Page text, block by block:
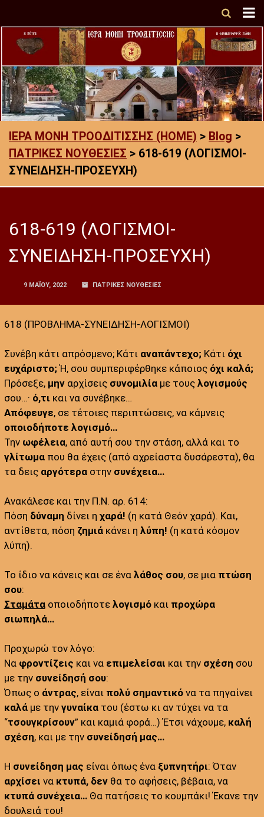
ΙΕΡΑ ΜΟΝΗ ΤΡΟΟΔΙΤΙΣΣΗΣ (HOME) > Blog >
ΠΑΤΡΙΚΕΣ ΝΟΥΘΕΣΙΕΣ > 618-619 (ΛΟΓΙΣΜΟΙ-
ΣΥΝΕΙΔΗΣΗ-ΠΡΟΣΕΥΧΗ)
618-619 (ΛΟΓΙΣΜΟΙ-
ΣΥΝΕΙΔΗΣΗ-ΠΡΟΣΕΥΧΗ)
9 ΜΑΪ́ΟΥ, 2022 ΠΑΤΡΙΚΕΣ ΝΟΥΘΕΣΙΕΣ
618 (ΠΡΟΒΛΗΜΑ-ΣΥΝΕΙΔΗΣΗ-ΛΟΓΙΣΜΟΙ)
Συνέβη κάτι απρόσμενο; Κάτι αναπάντεχο; Κάτι όχι
ευχάριστο; Ή, σου συμπεριφέρθηκε κάποιος όχι καλά;
Πρόσεξε, μηναρχίσεις συνομιλίαμε τους λογισμούς
σου…· ό,τι και να συνέβηκε…
Απόφευγε, σε τέτοιες περιπτώσεις, να κάμνεις
οποιοδήποτε λογισμό…
Την ωφέλεια, από αυτή σου την στάση, αλλά και το
γλίτωμαπου θα έχεις (από αχρείαστα δυσάρεστα), θα
τα δεις αργότεραστην συνέχεια…
Ανακάλεσε και την Π.Ν. αρ. 614:
Πόση δύναμη δίνει η χαρά! (η κατά Θεόν χαρά). Και,
αντίθετα, πόση ζημιάκάνει η λύπη! (η κατά κόσμον
λύπη).
Το ίδιο να κάνεις και σε ένα λάθος σου, σε μια πτώση
σου:
Σταμάταοποιοδήποτε λογισμόκαι προχώρα
σιωπηλά…
Προχωρώ τον λόγο:
Nα φροντίζεις και να επιμελείσαι και την σχέση σου
με την συνείδησή σου:
Όπως ο άντρας, είναι πολύ σημαντικόνα τα πηγαίνει
καλάμε την γυναίκατου (έστω κι αν τύχει να τα
“τσουγκρίσουν” και καμιά φορά…) Έτσι νάχουμε, καλή
σχέση, και με την συνείδησή μας…
Η συνείδηση μας είναι όπως ένα ξυπνητήρι: Όταν
αρχίσει να κτυπά, δενθα το αφήσεις, βέβαια, να
κτυπά συνέχεια…Θα πατήσεις το κουμπάκι! Έκανε την
δουλειά του!